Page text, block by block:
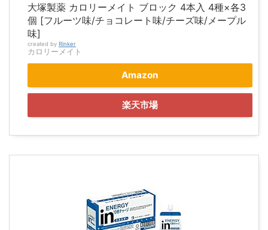
大塚製薬 カロリーメイト ブロック 4本入 4種×各3
個 [フルーツ味/チョコレート味/チーズ味/メープル
味]
created by Rinker
カロリーメイト
Amazon
楽天市場